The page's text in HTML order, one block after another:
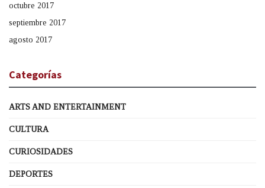
octubre 2017
septiembre 2017
agosto 2017
Categorías
ARTS AND ENTERTAINMENT
CULTURA
CURIOSIDADES
DEPORTES